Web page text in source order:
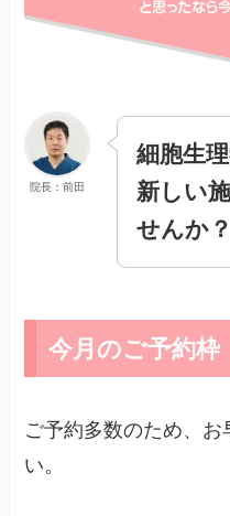
院長：前田
細胞生
新しい
せんか？
今月のご予約枠
ご予約多数のため、お
い。